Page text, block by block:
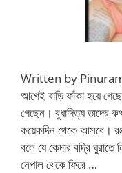
Written by Pinuram
আগেই বাড়ি ফাঁকা হয়ে
গেছেন। বুধাদিত্য তাদের
কয়েকদিন থেকে আসবে।
বলে যে কেদার বদ্রি ঘুরাতে
নেপাল থেকে ফিরে …